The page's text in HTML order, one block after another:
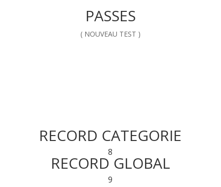
PASSES
( NOUVEAU TEST )
RECORD CATEGORIE
8
RECORD GLOBAL
9